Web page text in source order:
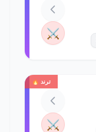
⚔️
ترند 🔥
⚔️